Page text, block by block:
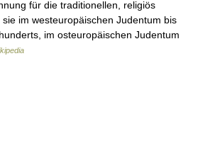
für die traditionellen, religiös
im westeuropäischen Judentum bis
im osteuropäischen Judentum